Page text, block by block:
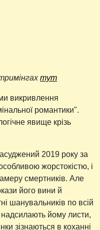
тут
викривлення
романтики".
явище крізь
2019 року за
жорстокістю, і
смертників. Але
його вини й
шанувальників по всій
йому листи,
зізнаються в коханні